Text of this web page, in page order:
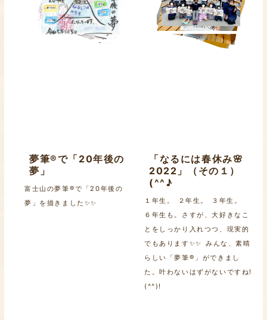
夢筆®で「20年後の
夢」
富士山の夢筆®で「20年後の
夢」を描きました✨✨
「なるには春休み🌸
2022」（その１）
(^^♪
１年生。 ２年生。 ３年生。
６年生も。さすが、大好きなこ
とをしっかり入れつつ、現実的
でもあります✨✨ みんな、素晴
らしい「夢筆®」ができまし
た。叶わないはずがないですね!
(^^)!